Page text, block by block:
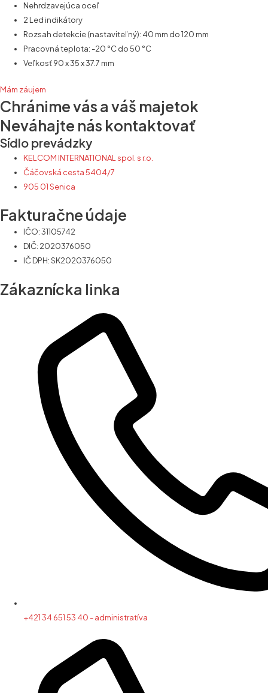
Nehrdzavejúca oceľ
2 Led indikátory
Rozsah detekcie (nastaviteľný): 40 mm do 120 mm
Pracovná teplota: -20 °C do 50 °C
Veľkosť 90 x 35 x 37.7 mm
Mám záujem
Chránime vás a váš majetok
Neváhajte nás kontaktovať
Sídlo prevádzky
KELCOM INTERNATIONAL spol. s r.o.
Čáčovská cesta 5404/7
905 01 Senica
Fakturačne údaje
IČO: 31105742
DIČ: 2020376050
IČ DPH: SK2020376050
Zákaznícka linka
+421 34 651 53 40 - administratíva